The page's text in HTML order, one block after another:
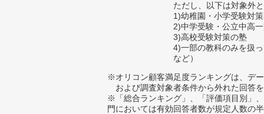
ただし、以下は対象外
1)幼稚園・小学受験対
2)中学受験・公立中高
3)高校受験対策の塾
4)一部の教科のみを扱
など）
※オリコン顧客満足度ランキングは、デ
および調査対象者条件から外れた回答
※「総合ランキング」、「評価項目別」
門においては有効回答者数が規定人数の